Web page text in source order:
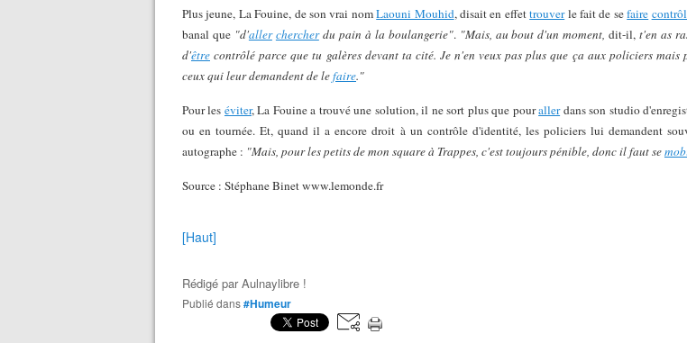
Plus jeune, La Fouine, de son vrai nomLaouni Mouhid, disait en effettrouverle fait de sefaire
banal que "d'aller chercherdu pain à la boulangerie". "Mais, au bout d'un moment, dit-il,t'en as
d'être contrôlé parce que tu galères devant ta cité. Je n'en veux pas plus que ça aux policiers mais
ceux qui leur demandent de lefaire."
Pour les éviter, La Fouine a trouvé une solution, il ne sort plus que pourallerdans son studio
ou en tournée. Et, quand il a encore droit à un contrôle d'identité, les policiers lui demandent
autographe : "Mais, pour les petits de mon square à Trappes, c'est toujours pénible, donc il faut se
Source : Stéphane Binet www.lemonde.fr
[Haut]
Rédigé parAulnaylibre !
Publié dans#Humeur